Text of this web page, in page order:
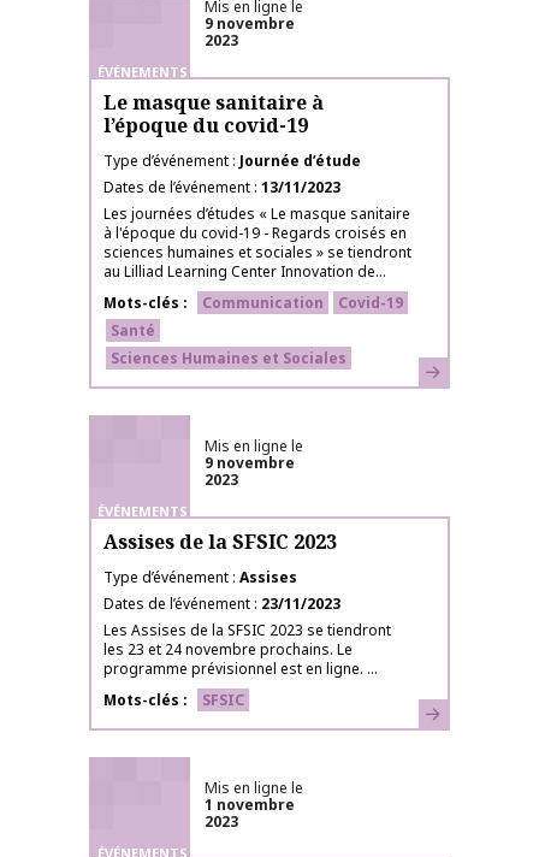
ÉVÉNEMENTS
Mis en ligne le
9 novembre
2023
Le masque sanitaire à
l’époque du covid-19
Type d’événement Journée d’étude
Dates de l’événement 13/11/2023
Les journées d’études « Le masque sanitaire
à l'époque du covid-19 - Regards croisés en
sciences humaines et sociales » se tiendront
au Lilliad Learning Center Innovation de...
Mots-clés
Communication
Covid-19
Santé
Sciences Humaines et Sociales
En savoir plus
ÉVÉNEMENTS
Mis en ligne le
9 novembre
2023
Assises de la SFSIC 2023
Type d’événement Assises
Dates de l’événement 23/11/2023
Les Assises de la SFSIC 2023 se tiendront
les 23 et 24 novembre prochains. Le
programme prévisionnel est en ligne. ...
Mots-clés
SFSIC En savoir plus
ÉVÉNEMENTS
Mis en ligne le
1 novembre
2023